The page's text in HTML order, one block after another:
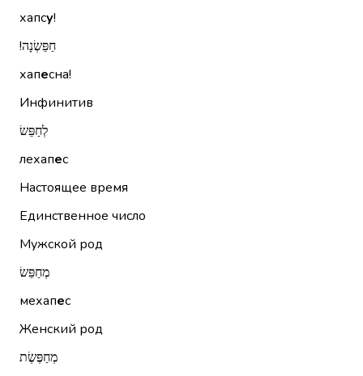
хапсу!
חַפֵּשְׂנָה!‏
хапесна!
Инфинитив
לְחַפֵּשׂ
лехапес
Настоящее время
Единственное число
Мужской род
מְחַפֵּשׂ
мехапес
Женский род
מְחַפֶּשֶׂת